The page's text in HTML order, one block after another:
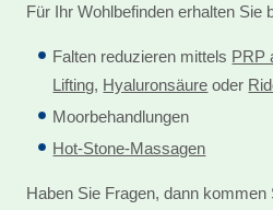
Für Ihr Wohlbefinden erhalten Sie
Falten reduzieren mittels PRP
Lifting, Hyaluronsäure oder
Moorbehandlungen
Hot-Stone-Massagen
Haben Sie Fragen, dann kommen